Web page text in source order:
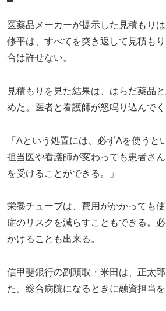
医薬品メーカーが提示した見積もり
修平は、すべてを突き返して見積も
合は許せない。
見積もりを見た結果は、はらだ薬品
めた。医者と看護師が怒鳴り込んでく
「Aという処置には、必ずAを使うと
担当医や看護師が変わっても患者さ
を受けることができる。」
栄養チューブは、費用がかかっても
症のリスクを減らすこともできる。
かけることも出来る。
信甲斐銀行の副頭取・米田は、正太
た。総合病院になるときに融資担当を